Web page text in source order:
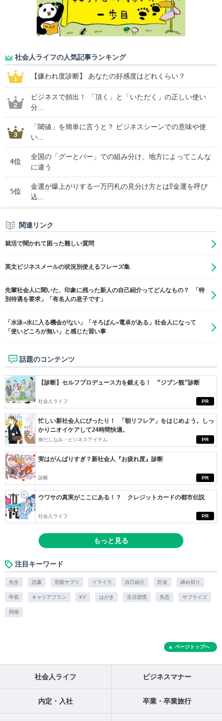
社会人ライフの人気記事ランキング
【嫌われ度診断】 あなたの好感度はどれくらい？
ビジネスで頻出！ 「頂く」と「いただく」の正しい使い
分...
「閾値」を簡単に言うと？ ビジネスシーンでの意味や使
い...
4位
全国の「グーとパー」での組み分け、地方によってこんな
に違う
5位
金運が爆上がりする一万円札の見分け方とは⁉金運を呼び
込...
関連リンク
就活で聞かれて困った難しい質問
英文ビジネスメールの状況別使えるフレーズ集
先輩社会人に聞いた、印象に残った新人の自己紹介ってどんなもの？ 「特
別待遇を要求」「有名人の息子です」
「水泳→水に入る機会がない」「そろばん→電卓がある」社会人になって
「使いどころが無い」と感じた習い事
話題のコンテンツ
PR
【診断】セルフプロデュース力を鍛える！ “ジブン観”診断
社会人ライフ
PR
忙しい新社会人にぴったり！ 「朝リフレア」をはじめよう。しっ
かりニオイケアして24時間快適。
身だしなみ・ビジネスアイテム
PR
実はがんばりすぎ？新社会人『お疲れ度』診断
診断
PR
ウワサの真実がここにある！？ クレジットカードの都市伝説
社会人ライフ
もっと見る
注目キーワード
先生 読書 芸能サプリ イライラ 自己紹介 貯金 締め切り
年収 キャリアプラン KY はがき 生活習慣 失恋 サプライズ
同僚
ページトップへ
社会人ライフ ビジネスマナー
内定・入社 卒業・卒業旅行